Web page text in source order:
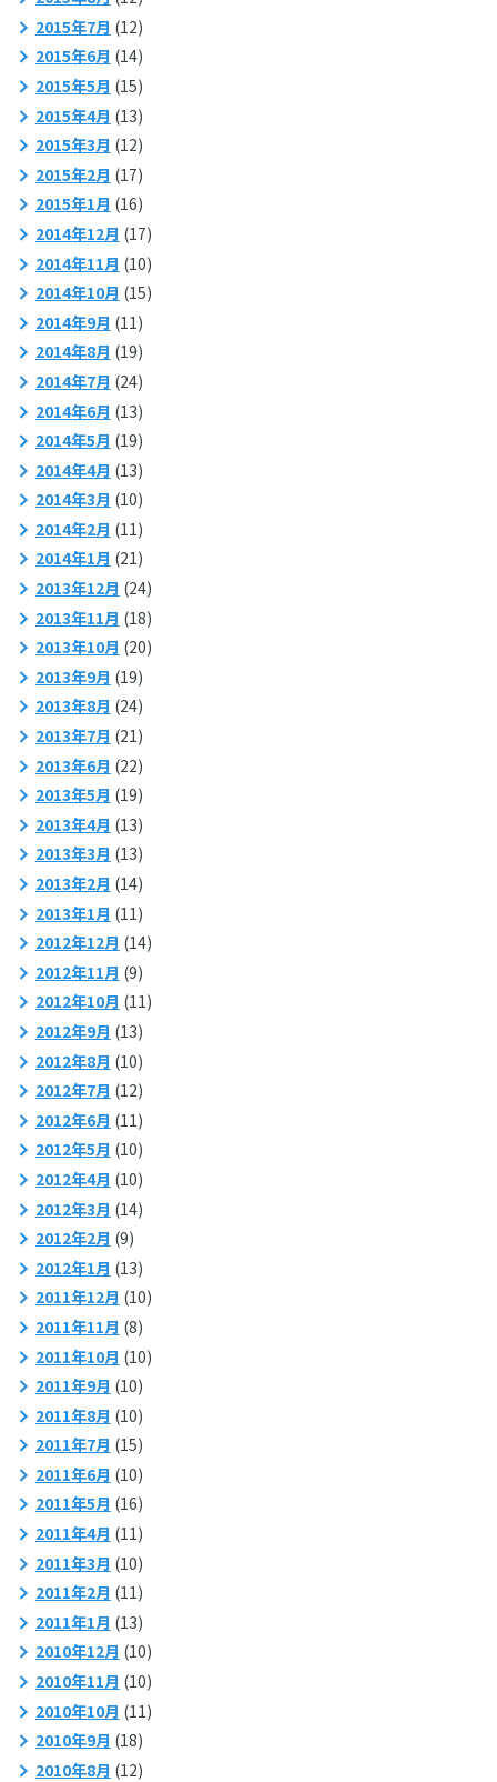
2015年7月 (12)
2015年6月 (14)
2015年5月 (15)
2015年4月 (13)
2015年3月 (12)
2015年2月 (17)
2015年1月 (16)
2014年12月 (17)
2014年11月 (10)
2014年10月 (15)
2014年9月 (11)
2014年8月 (19)
2014年7月 (24)
2014年6月 (13)
2014年5月 (19)
2014年4月 (13)
2014年3月 (10)
2014年2月 (11)
2014年1月 (21)
2013年12月 (24)
2013年11月 (18)
2013年10月 (20)
2013年9月 (19)
2013年8月 (24)
2013年7月 (21)
2013年6月 (22)
2013年5月 (19)
2013年4月 (13)
2013年3月 (13)
2013年2月 (14)
2013年1月 (11)
2012年12月 (14)
2012年11月 (9)
2012年10月 (11)
2012年9月 (13)
2012年8月 (10)
2012年7月 (12)
2012年6月 (11)
2012年5月 (10)
2012年4月 (10)
2012年3月 (14)
2012年2月 (9)
2012年1月 (13)
2011年12月 (10)
2011年11月 (8)
2011年10月 (10)
2011年9月 (10)
2011年8月 (10)
2011年7月 (15)
2011年6月 (10)
2011年5月 (16)
2011年4月 (11)
2011年3月 (10)
2011年2月 (11)
2011年1月 (13)
2010年12月 (10)
2010年11月 (10)
2010年10月 (11)
2010年9月 (18)
2010年8月 (12)